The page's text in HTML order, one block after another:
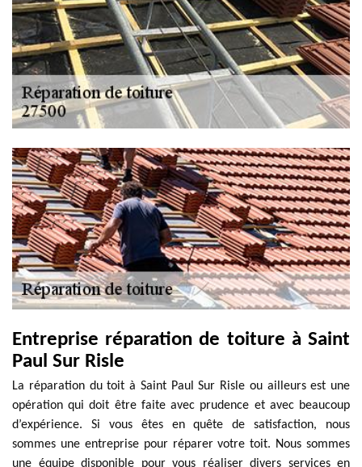
Entreprise réparation de toiture à Saint
Paul Sur Risle
La réparation du toit à Saint Paul Sur Risle ou ailleurs est une
opération qui doit être faite avec prudence et avec beaucoup
d’expérience. Si vous êtes en quête de satisfaction, nous
sommes une entreprise pour réparer votre toit. Nous sommes
une équipe disponible pour vous réaliser divers services en